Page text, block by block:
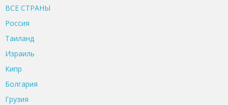
ВСЕ CТРАНЫ
Россия
Таиланд
Израиль
Кипр
Болгария
Грузия